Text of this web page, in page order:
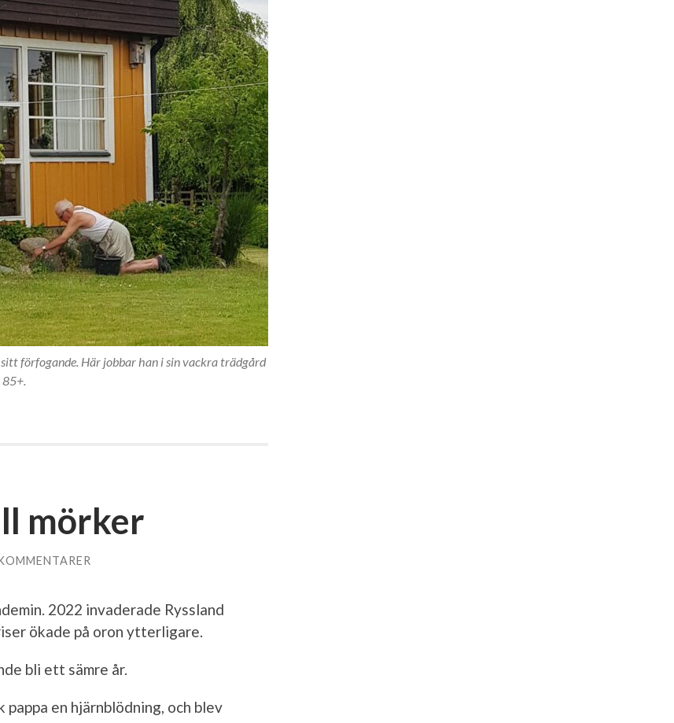
förfogande. Här jobbar han i sin vackra trädgård
mörker
2022 invaderade Ryssland
ökade på oron ytterligare.
bli ett sämre år.
en hjärnblödning, och blev